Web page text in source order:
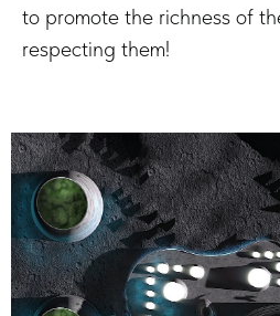
to promote the richness of
respecting them!